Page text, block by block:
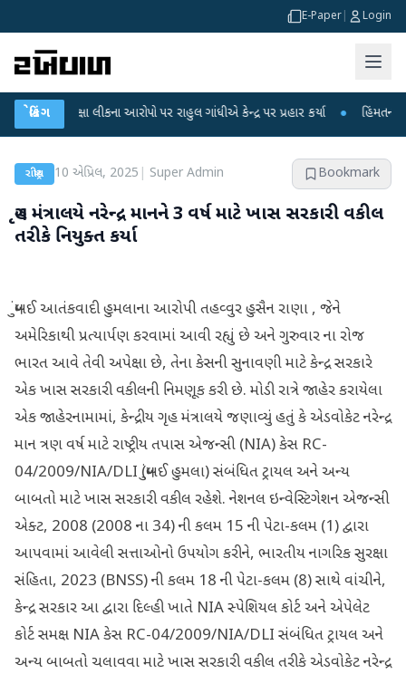
E-Paper Login
બ્રેકિંગ
પરીક્ષા લીકના આરોપો પર રાહુલ ગાંધીએ કેન્દ્ર પર પ્રહાર કર્યા ● હિંમતનગરમાં
રાષ્ટ્રીય 10 એપ્રિલ, 2025 Super Admin Bookmark
ગૃહ મંત્રાલયે નરેન્દ્ર માનને 3 વર્ષ માટે ખાસ સરકારી વકીલ
તરીકે નિયુક્ત કર્યા
મુંબઈ આતંકવાદી હુમલાના આરોપી તહવ્વુર હુસૈન રાણા , જેને
અમેરિકાથી પ્રત્યાર્પણ કરવામાં આવી રહ્યું છે અને ગુરુવાર ના રોજ
ભારત આવે તેવી અપેક્ષા છે, તેના કેસની સુનાવણી માટે કેન્દ્ર સરકારે
એક ખાસ સરકારી વકીલની નિમણૂક કરી છે. મોડી રાત્રે જાહેર કરાયેલા
એક જાહેરનામામાં, કેન્દ્રીય ગૃહ મંત્રાલયે જણાવ્યું હતું કે એડવોકેટ નરેન્દ્ર
માન ત્રણ વર્ષ માટે રાષ્ટ્રીય તપાસ એજન્સી (NIA) કેસ RC-
04/2009/NIA/DLI (મુંબઈ હુમલા) સંબંધિત ટ્રાયલ અને અન્ય
બાબતો માટે ખાસ સરકારી વકીલ રહેશે. નેશનલ ઇન્વેસ્ટિગેશન એજન્સી
એક્ટ, 2008 (2008 ના 34) ની કલમ 15 ની પેટા-કલમ (1) દ્વારા
આપવામાં આવેલી સત્તાઓનો ઉપયોગ કરીને, ભારતીય નાગરિક સુરક્ષા
સંહિતા, 2023 (BNSS) ની કલમ 18 ની પેટા-કલમ (8) સાથે વાંચીને,
કેન્દ્ર સરકાર આ દ્વારા દિલ્હી ખાતે NIA સ્પેશિયલ કોર્ટ અને એપેલેટ
કોર્ટ સમક્ષ NIA કેસ RC-04/2009/NIA/DLI સંબંધિત ટ્રાયલ અને
અન્ય બાબતો ચલાવવા માટે ખાસ સરકારી વકીલ તરીકે એડવોકેટ નરેન્દ્ર